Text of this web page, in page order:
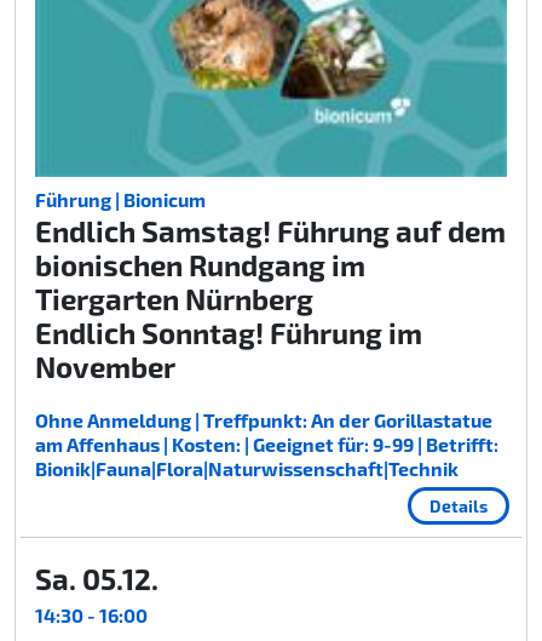
Führung | Bionicum
Endlich Samstag! Führung auf dem
bionischen Rundgang im
Tiergarten Nürnberg
Endlich Sonntag! Führung im
November
Ohne Anmeldung | Treffpunkt: An der Gorillastatue
am Affenhaus | Kosten: | Geeignet für: 9-99 | Betrifft:
Bionik|Fauna|Flora|Naturwissenschaft|Technik
Details
Sa. 05.12.
14:30 - 16:00